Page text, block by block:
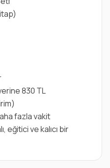
830 TL
fazla vakit
eğitici ve kalıcı bir